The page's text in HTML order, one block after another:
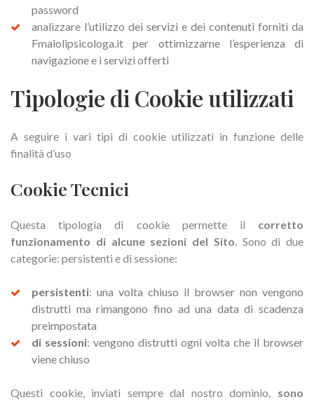
password
analizzare l’utilizzo dei servizi e dei contenuti forniti da
Fmaiolipsicologa.it per ottimizzarne l’esperienza di
navigazione e i servizi offerti
Tipologie di Cookie utilizzati
A seguire i vari tipi di cookie utilizzati in funzione delle
finalità d’uso
Cookie Tecnici
Questa tipologia di cookie permette il corretto
funzionamento di alcune sezioni del Sito. Sono di due
categorie: persistenti e di sessione:
persistenti: una volta chiuso il browser non vengono
distrutti ma rimangono fino ad una data di scadenza
preimpostata
di sessioni: vengono distrutti ogni volta che il browser
viene chiuso
Questi cookie, inviati sempre dal nostro dominio, sono